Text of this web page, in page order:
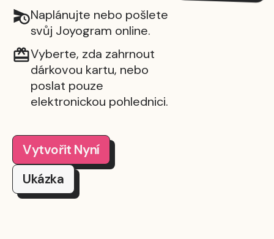
Naplánujte nebo pošlete
svůj Joyogram online.
Vyberte, zda zahrnout
dárkovou kartu, nebo
poslat pouze
elektronickou pohlednici.
Vytvořit Nyní
Ukázka